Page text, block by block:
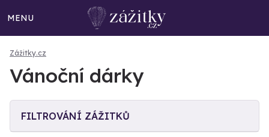
MENU
Zážitky.cz
Vánoční dárky
FILTROVÁNÍ ZÁŽITKŮ